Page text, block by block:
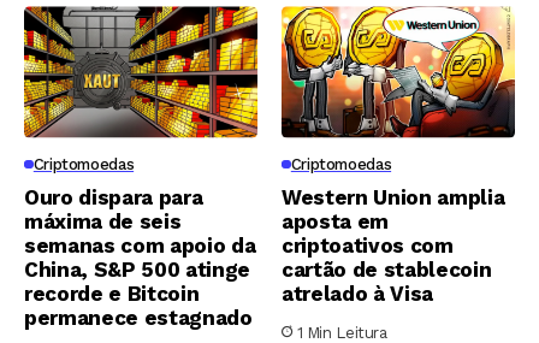
Criptomoedas
Ouro dispara para
máxima de seis
semanas com apoio da
China, S&P 500 atinge
recorde e Bitcoin
permanece estagnado
Criptomoedas
Western Union amplia
aposta em
criptoativos com
cartão de stablecoin
atrelado à Visa
1 Min Leitura